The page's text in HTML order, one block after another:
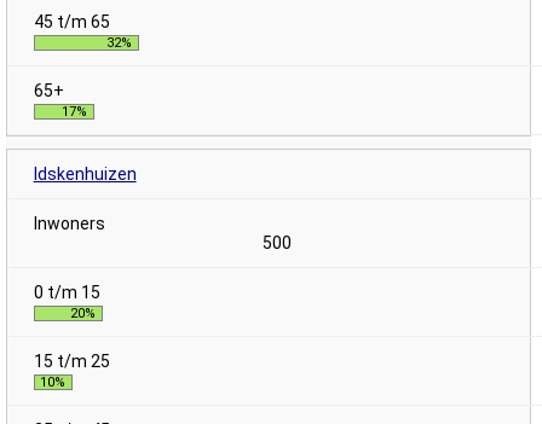
32%
17%
Idskenhuizen
500
20%
10%